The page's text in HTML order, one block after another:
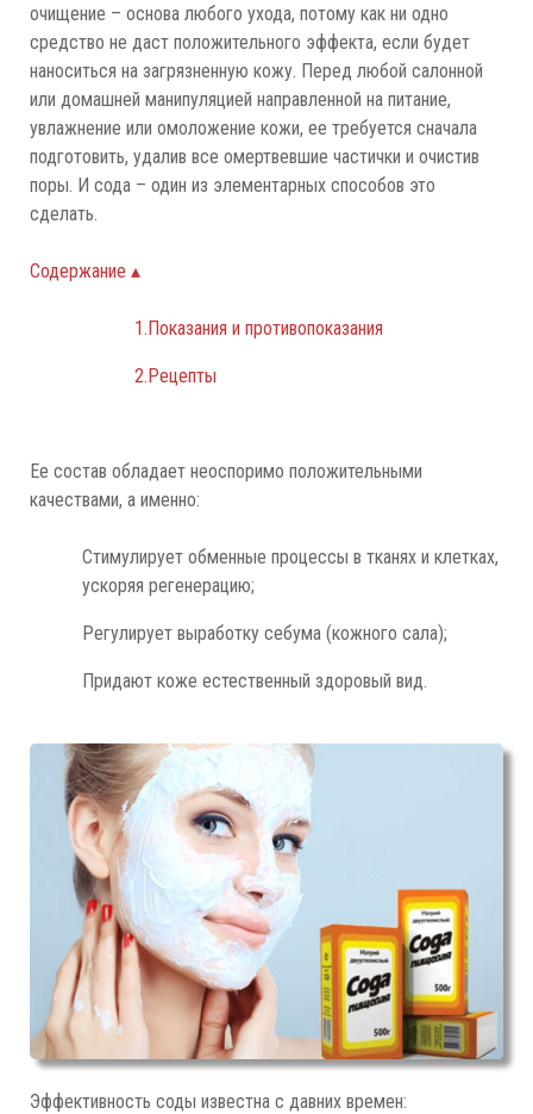
очищение – основа любого ухода, потому как ни одно
средство не даст положительного эффекта, если будет
наноситься на загрязненную кожу. Перед любой салонной
или домашней манипуляцией направленной на питание,
увлажнение или омоложение кожи, ее требуется сначала
подготовить, удалив все омертвевшие частички и очистив
поры. И сода – один из элементарных способов это
сделать.
Содержание ▴
1.Показания и противопоказания
2.Рецепты
Ее состав обладает неоспоримо положительными
качествами, а именно:
Стимулирует обменные процессы в тканях и клетках,
ускоряя регенерацию;
Регулирует выработку себума (кожного сала);
Придают коже естественный здоровый вид.
Эффективность соды известна с давних времен: